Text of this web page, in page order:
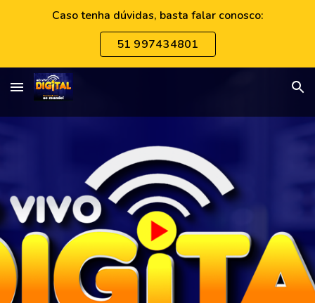
Caso tenha dúvidas, basta falar conosco:
51 997434801